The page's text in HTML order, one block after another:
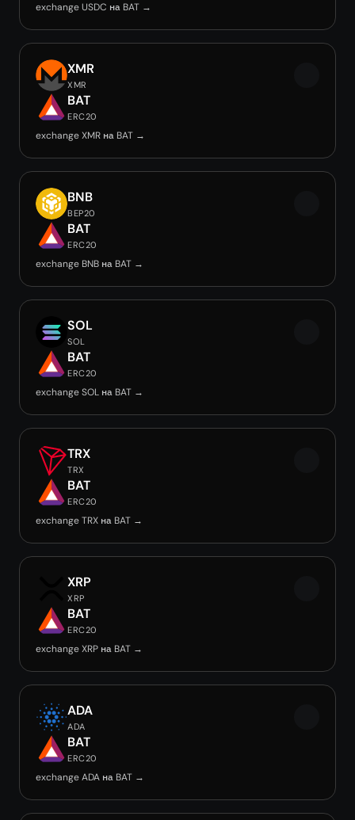
exchange USDC на BAT →
XMR
XMR
BAT
ERC20
exchange XMR на BAT →
BNB
BEP20
BAT
ERC20
exchange BNB на BAT →
SOL
SOL
BAT
ERC20
exchange SOL на BAT →
TRX
TRX
BAT
ERC20
exchange TRX на BAT →
XRP
XRP
BAT
ERC20
exchange XRP на BAT →
ADA
ADA
BAT
ERC20
exchange ADA на BAT →